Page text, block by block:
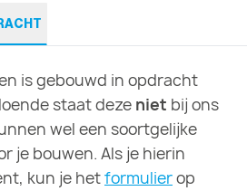
is gebouwd in opdracht
staat deze niet bij ons
wel een soortgelijke
je bouwen. Als je hierin
kun je hetformulierop